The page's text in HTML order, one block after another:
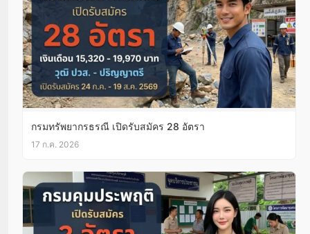
กรมทรัพยากรธรณี เปิดรับสมัคร 28 อัตรา
17 ก.ค. 2026